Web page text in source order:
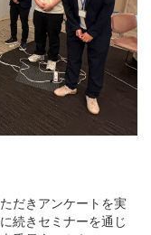
だきアンケートを実
続きセミナーを通じ